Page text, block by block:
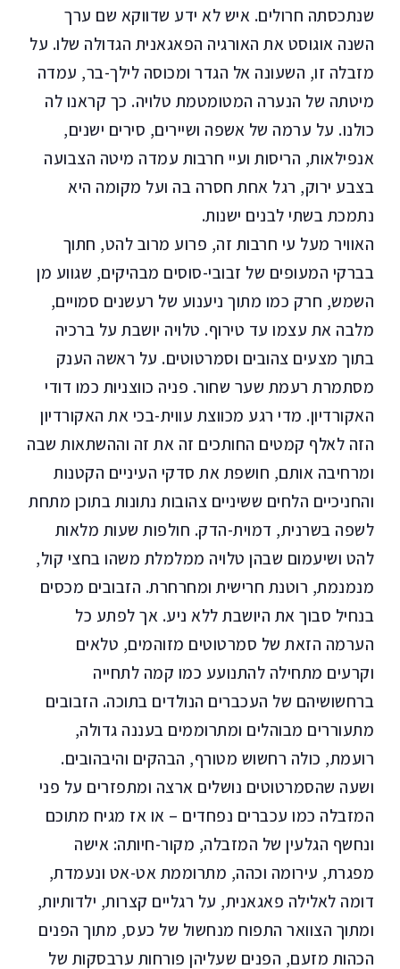
שנתכסתה חרולים. איש לא ידע שדווקא שם ערך
השנה אוגוסט את האורגיה הפאגאנית הגדולה שלו. על
מזבלה זו, השעונה אל הגדר ומכוסה לילך-בר, עמדה
מיטתה של הנערה המטומטמת טלויה. כך קראנו לה
כולנו. על ערמה של אשפה ושיירים, סירים ישנים,
אנפילאות, הריסות ועיי חרבות עמדה מיטה הצבועה
בצבע ירוק, רגל אחת חסרה בה ועל מקומה היא
נתמכת בשתי לבנים ישנות.
האוויר מעל עי חרבות זה, פרוע מרוב להט, חתוך
בברקי המעופים של זבובי-סוסים מבהיקים, שגווע מן
השמש, חרק כמו מתוך ניענוע של רעשנים סמויים,
מלבה את עצמו עד טירוף. טלויה יושבת על ברכיה
בתוך מצעים צהובים וסמרטוטים. על ראשה הענק
מסתמרת רעמת שער שחור. פניה כווצניות כמו דודי
האקורדיון. מדי רגע מכווצת עווית-בכי את האקורדיון
הזה לאלף קמטים החותכים זה את זה וההשתאות שבה
ומרחיבה אותם, חושפת את סדקי העיניים הקטנות
והחניכיים הלחים ששיניים צהובות נתונות בתוכן מתחת
לשפה בשרנית, דמוית-הדק. חולפות שעות מלאות
להט ושיעמום שבהן טלויה ממלמלת משהו בחצי קול,
מנמנמת, רוטנת חרישית ומחרחרת. הזבובים מכסים
בנחיל סבוך את היושבת ללא ניע. אך לפתע כל
הערמה הזאת של סמרטוטים מזוהמים, טלאים
וקרעים מתחילה להתנועע כמו קמה לתחייה
ברחשושיהם של העכברים הנולדים בתוכה. הזבובים
מתעוררים מבוהלים ומתרוממים בעננה גדולה,
רועמת, כולה רחשוש מטורף, הבהקים והיבהובים.
ושעה שהסמרטוטים נושלים ארצה ומתפזרים על פני
המזבלה כמו עכברים נפחדים – או אז מגיח מתוכם
ונחשף הגלעין של המזבלה, מקור-חיותה: אישה
מפגרת, עירומה וכהה, מתרוממת אט-אט ונעמדת,
דומה לאלילה פאגאנית, על רגליים קצרות, ילדותיות,
ומתוך הצוואר התפוח מנחשול של כעס, מתוך הפנים
הכהות מזעם, הפנים שעליהן פורחות ערבסקות של